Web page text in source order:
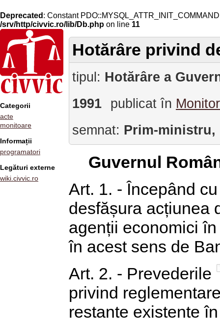
Deprecated : Constant
/srv/http/civvic.ro/lib/Db.php on line 11
Categorii
acte
monitoare
Informații
programatori
Legături externe
wiki.civvic.ro
Hotărâre privind
tipul: Hotărâre a
1991
publicat în
semnat: Prim-ministru,
Guvernul
Art. 1. - Începând
desfășura acțiunea
agenții economici
în acest sens de
Art. 2. - Prevederile
privind
restante existente